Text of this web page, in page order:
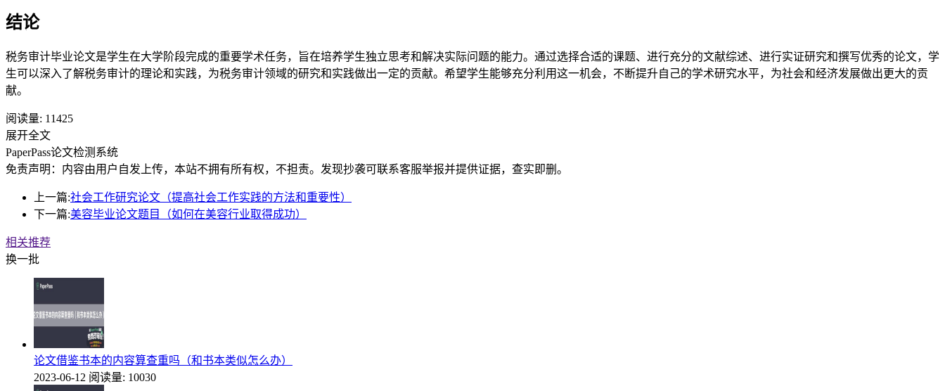
结论
税务审计毕业论文是学生在大学阶段完成的重要学术任务，旨在培养学生独立思考和解决实际问题的能力。通过选择合适的课题、进行充分的文献综述、进行实证研究和撰写优秀的论文，学
生可以深入了解税务审计的理论和实践，为税务审计领域的研究和实践做出一定的贡献。希望学生能够充分利用这一机会，不断提升自己的学术研究水平，为社会和经济发展做出更大的贡
献。
阅读量: 11425
展开全文
PaperPass论文检测系统
免责声明：内容由用户自发上传，本站不拥有所有权，不担责。发现抄袭可联系客服举报并提供证据，查实即删。
上一篇:社会工作研究论文（提高社会工作实践的方法和重要性）
下一篇:美容毕业论文题目（如何在美容行业取得成功）
相关推荐
换一批
论文借鉴书本的内容算查重吗（和书本类似怎么办）
2023-06-12 阅读量: 10030